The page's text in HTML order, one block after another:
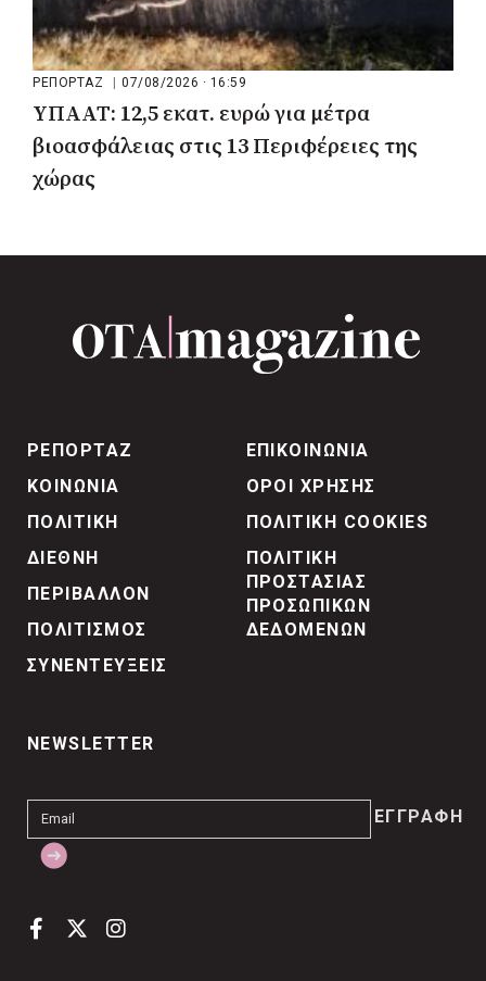
ΡΕΠΟΡΤΑΖ 07/08/2026 · 16:59
ΥΠΑΑΤ: 12,5 εκατ. ευρώ για μέτρα
βιοασφάλειας στις 13 Περιφέρειες της
χώρας
ΡΕΠΟΡΤΑΖ
ΚΟΙΝΩΝΙΑ
ΠΟΛΙΤΙΚΗ
ΔΙΕΘΝΗ
ΠΕΡΙΒΑΛΛΟΝ
ΠΟΛΙΤΙΣΜΟΣ
ΣΥΝΕΝΤΕΥΞΕΙΣ
ΕΠΙΚΟΙΝΩΝΙΑ
ΟΡΟΙ ΧΡΗΣΗΣ
ΠΟΛΙΤΙΚΗ COOKIES
ΠΟΛΙΤΙΚΗ
ΠΡΟΣΤΑΣΙΑΣ
ΠΡΟΣΩΠΙΚΩΝ
ΔΕΔΟΜΕΝΩΝ
NEWSLETTER